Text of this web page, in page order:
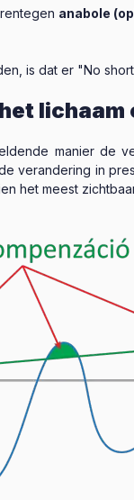
anabole
is dat er "No
manier de
verandering in
het meest